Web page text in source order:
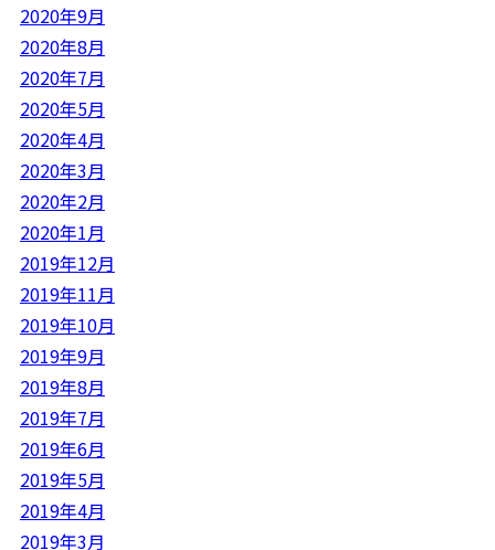
2020年9月
2020年8月
2020年7月
2020年5月
2020年4月
2020年3月
2020年2月
2020年1月
2019年12月
2019年11月
2019年10月
2019年9月
2019年8月
2019年7月
2019年6月
2019年5月
2019年4月
2019年3月